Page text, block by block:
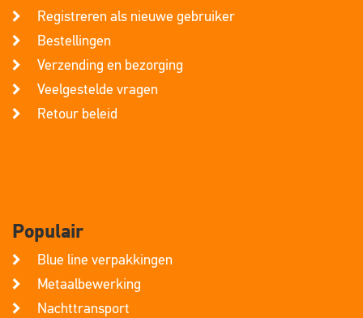
Registreren als nieuwe gebruiker
Bestellingen
Verzending en bezorging
Veelgestelde vragen
Retour beleid
Populair
Blue line verpakkingen
Metaalbewerking
Nachttransport